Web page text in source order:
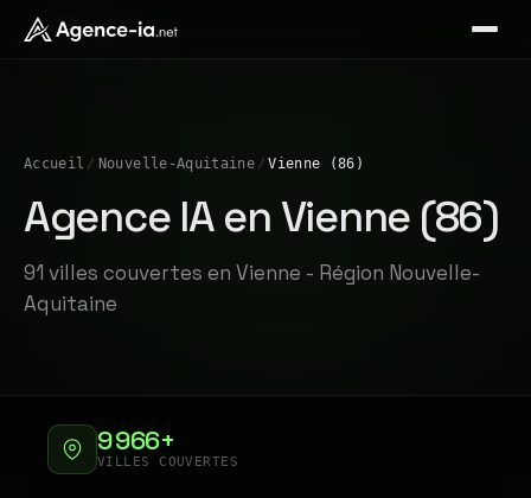
Accueil / Nouvelle-Aquitaine / Vienne (86)
Agence IA en Vienne (86)
91 villes couvertes en Vienne - Région Nouvelle-
Aquitaine
9 966+
VILLES COUVERTES